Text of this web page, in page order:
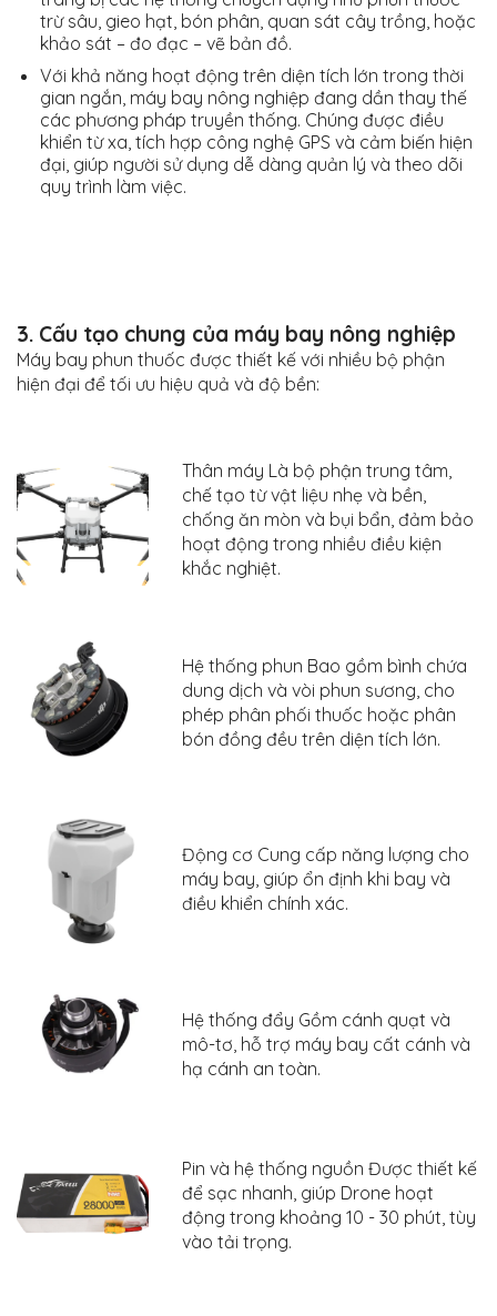
trừ sâu, gieo hạt, bón phân, quan sát cây trồng, hoặc
khảo sát – đo đạc – vẽ bản đồ.
Với khả năng hoạt động trên diện tích lớn trong thời
gian ngắn, máy bay nông nghiệp đang dần thay thế
các phương pháp truyền thống. Chúng được điều
khiển từ xa, tích hợp công nghệ GPS và cảm biến hiện
đại, giúp người sử dụng dễ dàng quản lý và theo dõi
quy trình làm việc.
3. Cấu tạo chung của máy bay nông nghiệp
Máy bay phun thuốc được thiết kế với nhiều bộ phận
hiện đại để tối ưu hiệu quả và độ bền:
Thân máy Là bộ phận trung tâm,
chế tạo từ vật liệu nhẹ và bền,
chống ăn mòn và bụi bẩn, đảm bảo
hoạt động trong nhiều điều kiện
khắc nghiệt.
Hệ thống phun Bao gồm bình chứa
dung dịch và vòi phun sương, cho
phép phân phối thuốc hoặc phân
bón đồng đều trên diện tích lớn.
Động cơ Cung cấp năng lượng cho
máy bay, giúp ổn định khi bay và
điều khiển chính xác.
Hệ thống đẩy Gồm cánh quạt và
mô-tơ, hỗ trợ máy bay cất cánh và
hạ cánh an toàn.
Pin và hệ thống nguồn Được thiết kế
để sạc nhanh, giúp Drone hoạt
động trong khoảng 10 - 30 phút, tùy
vào tải trọng.